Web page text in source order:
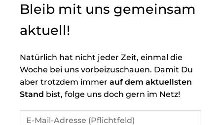
Bleib mit uns gemeinsam
aktuell!
Natürlich hat nicht jeder Zeit, einmal die
Woche bei uns vorbeizuschauen. Damit Du
aber trotzdem immer auf dem aktuellsten
Stand bist, folge uns doch gern im Netz!